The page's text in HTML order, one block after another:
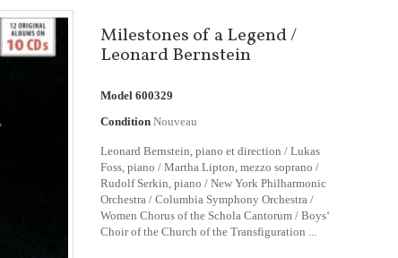
Milestones of a Legend /
Leonard Bernstein
Model 600329
Condition Nouveau
Leonard Bernstein, piano et direction / Lukas
Foss, piano / Martha Lipton, mezzo soprano /
Rudolf Serkin, piano / New York Philharmonic
Orchestra / Columbia Symphony Orchestra /
Women Chorus of the Schola Cantorum / Boys‘
Choir of the Church of the Transfiguration ...